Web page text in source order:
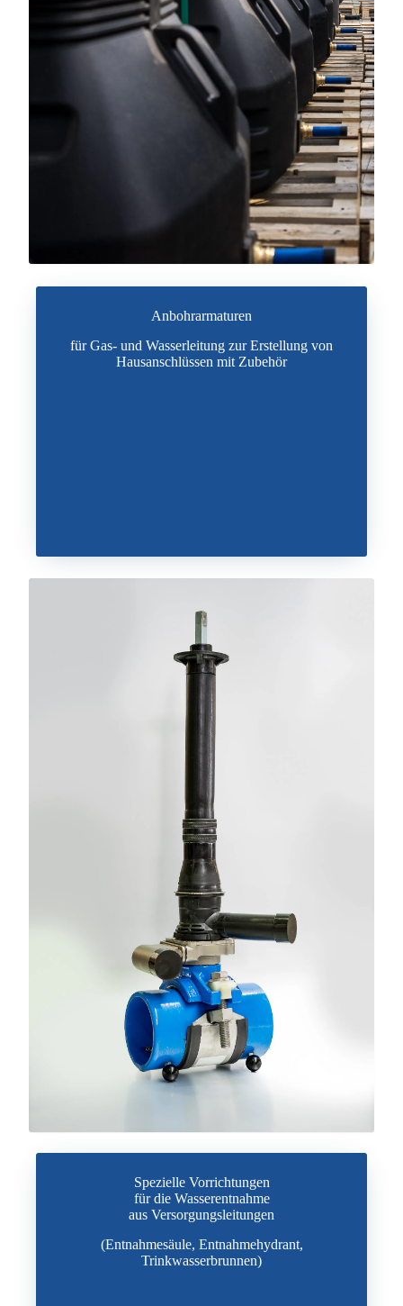
Anbohrarmaturen
für Gas- und Wasserleitung zur Erstellung von
Hausanschlüssen mit Zubehör
Spezielle Vorrichtungen
für die Wasserentnahme
aus Versorgungsleitungen
(Entnahmesäule, Entnahmehydrant,
Trinkwasserbrunnen)